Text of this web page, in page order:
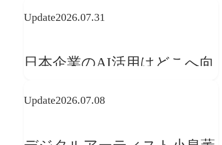
Update2026.07.31
日本企業のAI活用はどこへ向
レンドに見る「人間中心」へ
Update2026.07.08